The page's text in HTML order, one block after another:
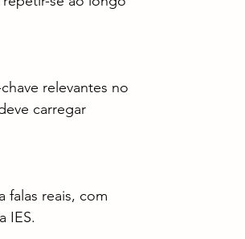
relevantes no
carregar
falas reais, com
IES.